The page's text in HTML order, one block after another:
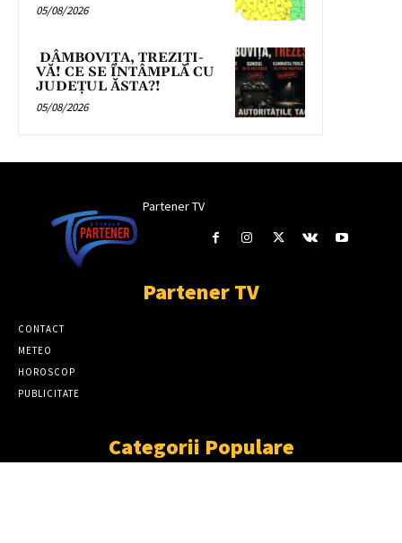
05/08/2026
DÂMBOVIȚA, TREZIȚI-
VĂ! CE SE ÎNTÂMPLĂ CU
JUDEȚUL ĂSTA?!
05/08/2026
Partener TV
Partener TV
CONTACT
METEO
HOROSCOP
PUBLICITATE
Categorii Populare